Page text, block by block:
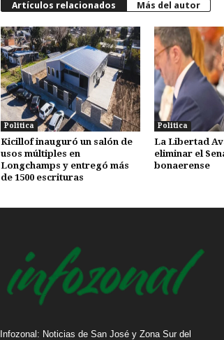
Artículos relacionados Más del autor
Politica
Kicillof inauguró un salón de
usos múltiples en
Longchamps y entregó más
de 1500 escrituras
Politica
La Libertad
eliminar el
bonaerense
Infozonal: Noticias de San José y Zona Sur del